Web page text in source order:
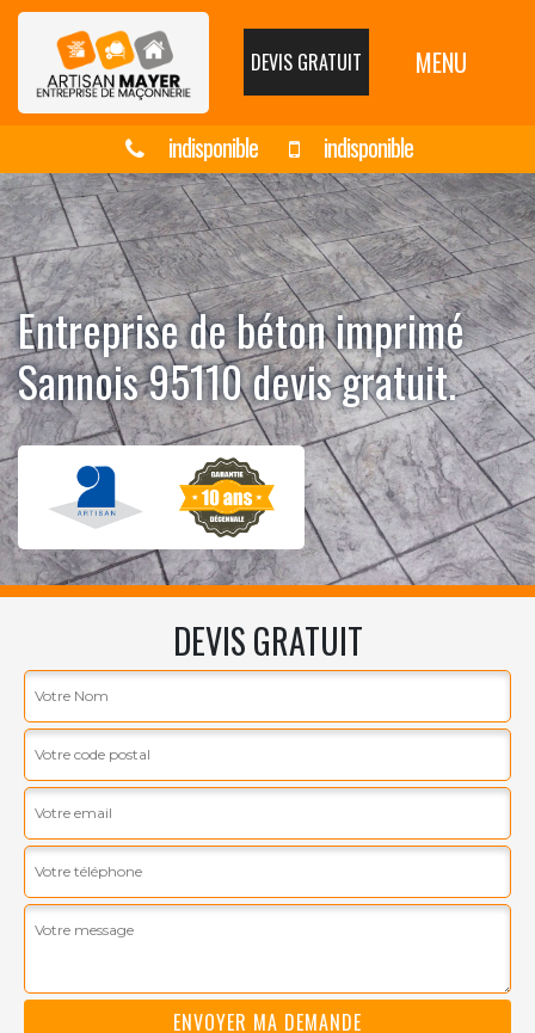
DEVIS GRATUIT MENU
indisponible indisponible
Entreprise de béton imprimé
Sannois 95110 devis gratuit.
DEVIS GRATUIT